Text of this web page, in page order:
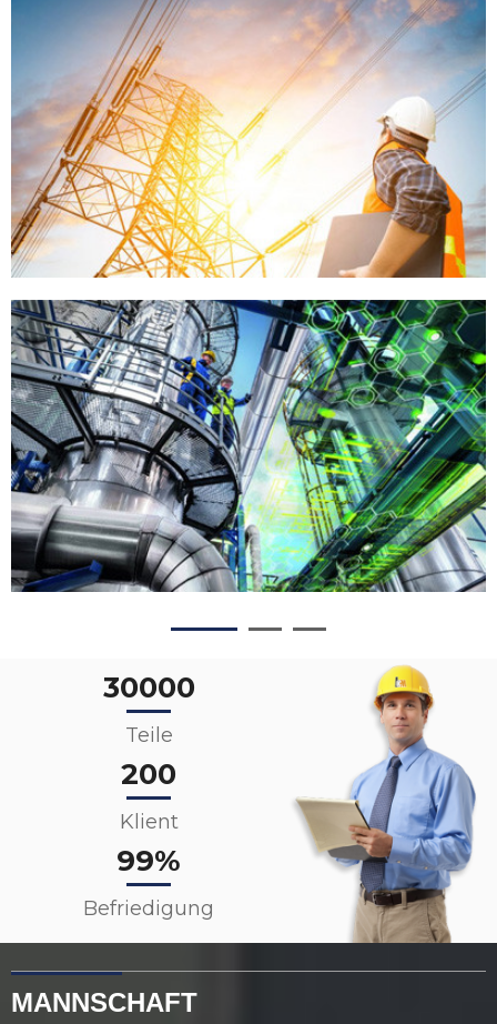
30000
Teile
200
Klient
99%
Befriedigung
MANNSCHAFT